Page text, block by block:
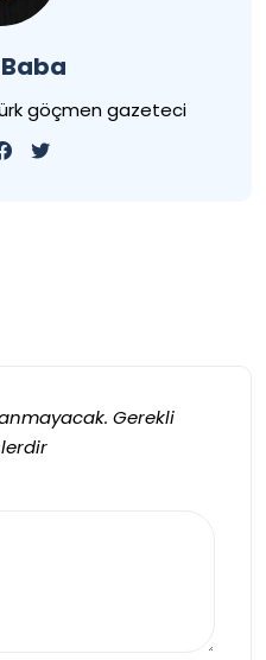
göçmen gazeteci
Gerekli